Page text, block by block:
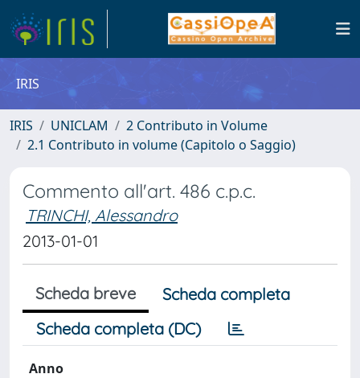
IRIS
IRIS UNICLAM
2 Contributo in Volume
2.1 Contributo in volume (Capitolo o Saggio)
Commento all'art. 486 c.p.c.
TRINCHI, Alessandro
2013-01-01
Scheda breve
Scheda completa
Scheda completa (DC)
Anno